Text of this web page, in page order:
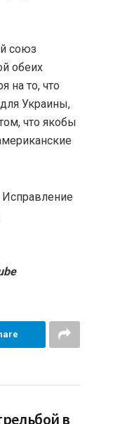
союз
обеих
на то, что
Украины,
что якобы
Исправление
в